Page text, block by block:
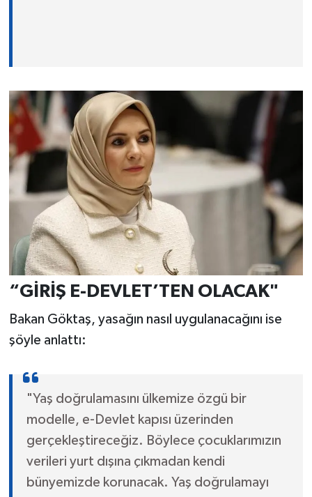
“GİRİŞ E-DEVLET’TEN OLACAK"
Bakan Göktaş, yasağın nasıl uygulanacağını ise
şöyle anlattı:
"Yaş doğrulamasını ülkemize özgü bir
modelle, e-Devlet kapısı üzerinden
gerçekleştireceğiz. Böylece çocuklarımızın
verileri yurt dışına çıkmadan kendi
bünyemizde korunacak. Yaş doğrulamayı